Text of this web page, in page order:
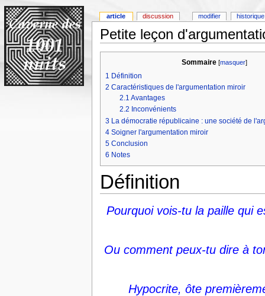
Petite leçon
Sommaire [masquer]
1 Définition
2 Caractéristiques de l'argumentation miroir
2.1 Avantages
2.2 Inconvénients
3 La démocratie républicaine : une société de
4 Soigner l'argumentation miroir
5 Conclusion
6 Notes
Définition
Pourquoi vois-tu la paille qui
Ou comment peux-tu dire à
Hypocrite, ôte
article discussion modifier historique